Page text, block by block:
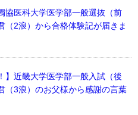
協医科大学医学部一般選抜（前
（2浪）から合格体験記が届きま
】近畿大学医学部一般入試（後
（3浪）のお父様から感謝の言葉